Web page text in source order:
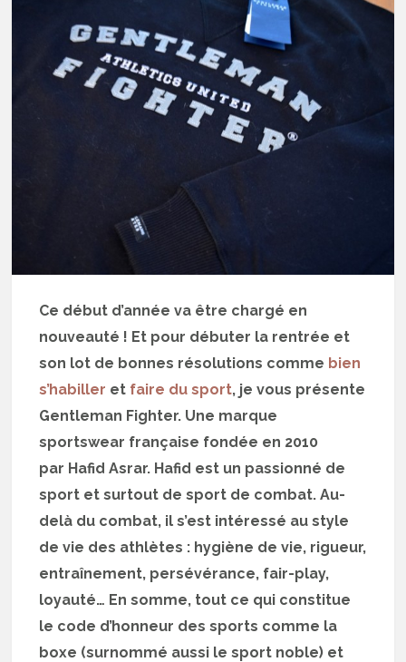
Ce début d’année va être chargé en
nouveauté ! Et pour débuter la rentrée et
son lot de bonnes résolutions comme bien
s’habiller et faire du sport, je vous présente
Gentleman Fighter. Une marque
sportswear française fondée en 2010
par Hafid Asrar. Hafid est un passionné de
sport et surtout de sport de combat. Au-
delà du combat, il s’est intéressé au style
de vie des athlètes : hygiène de vie, rigueur,
entraînement, persévérance, fair-play,
loyauté… En somme, tout ce qui constitue
le code d’honneur des sports comme la
boxe (surnommé aussi le sport noble) et